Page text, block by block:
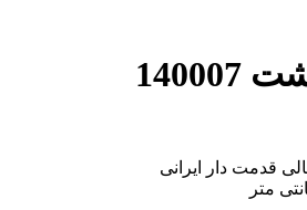
قدمت دار ایرانی